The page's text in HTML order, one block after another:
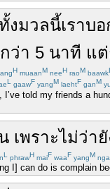
งมวลนี้เราบอ
ว่า 5 นาที แต่
H muaanM neeH raoM baawkL
L gaawF yangM laehtF ganM
I’ve told my friends a
เพราะไม่ว่า
L phrawH maiF waaF yangM
I] can do is complain